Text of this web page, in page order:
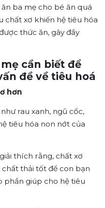
ba mẹ cho bé ăn quá
chất xơ khiến hệ tiêu hóa
thức ăn, gây đầy
cần biết để
đề về tiêu hoá
hơn
rau xanh, ngũ cốc,
tiêu hóa non nớt của
thích rằng, chất xơ
thải tốt để con bạn
phần giúp cho hệ tiêu